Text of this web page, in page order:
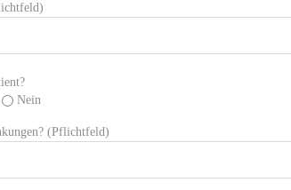
Nein
(Pflichtfeld)